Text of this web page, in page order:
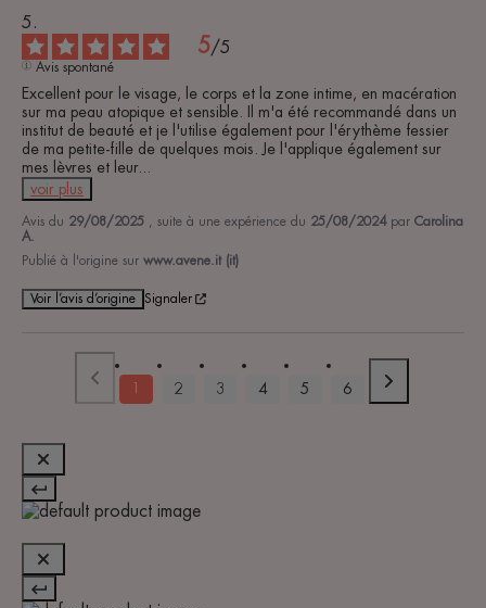
5/5
Avis spontané
Excellent pour le visage, le corps et la zone intime, en macération
sur ma peau atopique et sensible. Il m'a été recommandé dans un
institut de beauté et je l'utilise également pour l'érythème fessier
de ma petite-fille de quelques mois. Je l'applique également sur
mes lèvres et leur...
voir plus
Avis du 29/08/2025 , suite à une expérience du 25/08/2024 par Carolina
A.
Publié à l'origine sur www.avene.it (it)
Voir l’avis d’origine Signaler
2 3 4 5 6